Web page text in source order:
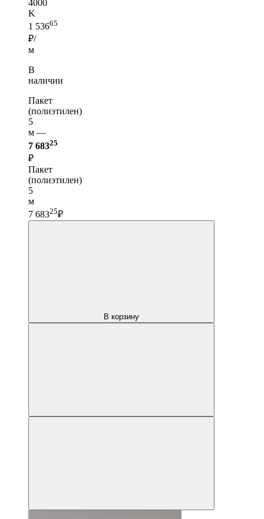
4000
K
1 53665
₽/
м
В
наличии
Пакет
(полиэтилен)
5
м —
7 68325
₽
Пакет
(полиэтилен)
5
м
7 68325₽
В корзину